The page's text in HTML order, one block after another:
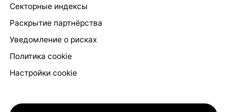
Секторные индексы
Раскрытие партнёрства
Уведомление о рисках
Политика cookie
Настройки cookie